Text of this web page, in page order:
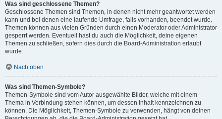
Was sind geschlossene Themen?
Geschlossene Themen sind Themen, in denen nicht mehr geantwortet werden
kann und bei denen eine laufende Umfrage, falls vorhanden, beendet wurde.
Themen können aus vielen Gründen durch einen Moderator oder Administrator
gesperrt werden. Eventuell hast du auch die Möglichkeit, deine eigenen
Themen zu schließen, sofern dies durch die Board-Administration erlaubt
wurde.
Nach oben
Was sind Themen-Symbole?
Themen-Symbole sind vom Autor ausgewählte Bilder, welche mit einem
Thema in Verbindung stehen können, um dessen Inhalt kennzeichnen zu
können. Die Möglichkeit, Themen-Symbole zu verwenden, hängt von deinen